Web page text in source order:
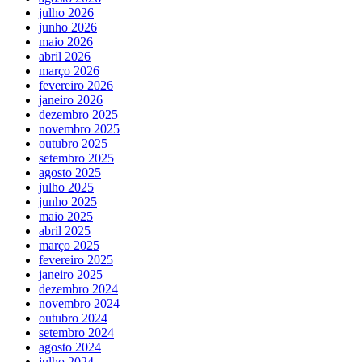
julho 2026
junho 2026
maio 2026
abril 2026
março 2026
fevereiro 2026
janeiro 2026
dezembro 2025
novembro 2025
outubro 2025
setembro 2025
agosto 2025
julho 2025
junho 2025
maio 2025
abril 2025
março 2025
fevereiro 2025
janeiro 2025
dezembro 2024
novembro 2024
outubro 2024
setembro 2024
agosto 2024